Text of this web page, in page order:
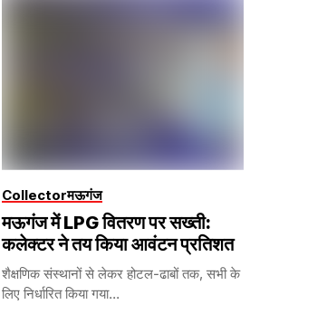
Collectorमऊगंज
मऊगंज में LPG वितरण पर सख्ती:
कलेक्टर ने तय किया आवंटन प्रतिशत
शैक्षणिक संस्थानों से लेकर होटल-ढाबों तक, सभी के
लिए निर्धारित किया गया...